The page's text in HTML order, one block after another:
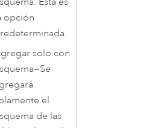
opción
solo con
—Se
el
de las